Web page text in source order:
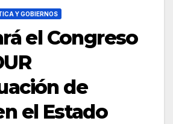
Y GOBIERNOS
el Congreso
de
el Estado